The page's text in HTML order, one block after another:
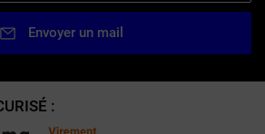
Envoyer un mail
: